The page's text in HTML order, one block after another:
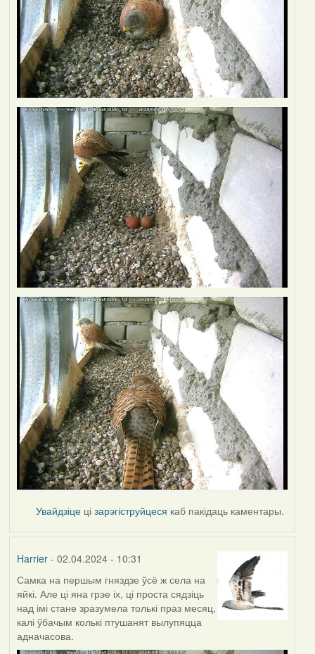
Увайдзіце цізарэгіструйцеся каб пакідаць каментары.
Harrier- 02.04.2024 - 10:31
Самка на першым гняздзе ўсё ж села на
яйкі. Але ці яна грэе іх, ці проста сядзіць
над імі стане зразумела толькі праз месяц,
калі ўбачым колькі птушанят вылупяцца
адначасова.